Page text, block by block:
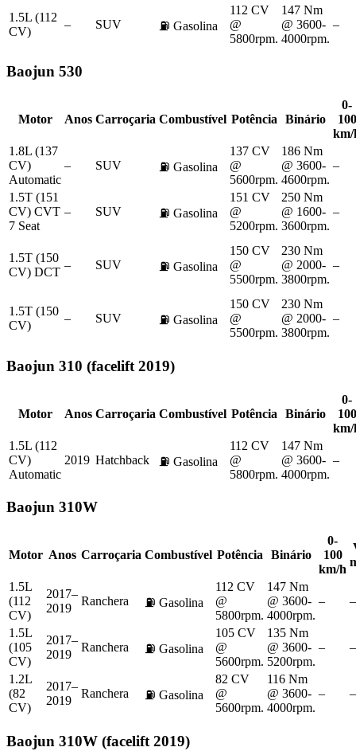
1.5L (112
CV)
– SUV ⛽ Gasolina
112 CV
@
5800rpm.
147 Nm
@ 3600-
4000rpm.
–
Baojun 530
Motor Anos Carroçaria Combustível Potência Binário
0-
100
km/
1.8L (137
CV)
Automatic
– SUV ⛽ Gasolina
137 CV
@
5600rpm.
186 Nm
@ 3600-
4600rpm.
–
1.5T (151
CV) CVT
7 Seat
– SUV ⛽ Gasolina
151 CV
@
5200rpm.
250 Nm
@ 1600-
3600rpm.
–
1.5T (150
CV) DCT
– SUV ⛽ Gasolina
150 CV
@
5500rpm.
230 Nm
@ 2000-
3800rpm.
–
1.5T (150
CV)
– SUV ⛽ Gasolina
150 CV
@
5500rpm.
230 Nm
@ 2000-
3800rpm.
–
Baojun 310 (facelift 2019)
Motor Anos Carroçaria Combustível Potência Binário
0-
100
km/
1.5L (112
CV)
Automatic
2019 Hatchback ⛽ Gasolina
112 CV
@
5800rpm.
147 Nm
@ 3600-
4000rpm.
–
Baojun 310W
Motor Anos Carroçaria Combustível Potência Binário
0-
100
km/h
1.5L
(112
CV)
2017–
2019
Ranchera ⛽ Gasolina
112 CV
@
5800rpm.
147 Nm
@ 3600-
4000rpm.
– –
1.5L
(105
CV)
2017–
2019
Ranchera ⛽ Gasolina
105 CV
@
5600rpm.
135 Nm
@ 3600-
5200rpm.
– –
1.2L
(82
CV)
2017–
2019
Ranchera ⛽ Gasolina
82 CV
@
5600rpm.
116 Nm
@ 3600-
4000rpm.
– –
Baojun 310W (facelift 2019)